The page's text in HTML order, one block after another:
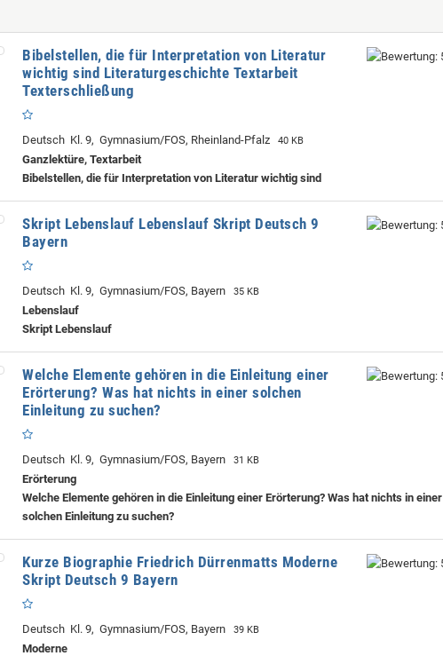
Bibelstellen, die für Interpretation von Literatur
wichtig sind Literaturgeschichte Textarbeit
Texterschließung
Deutsch Kl. 9, Gymnasium/FOS, Rheinland-Pfalz 40 KB
Ganzlektüre, Textarbeit
Bibelstellen, die für Interpretation von Literatur wichtig sind
Skript Lebenslauf Lebenslauf Skript Deutsch 9
Bayern
Deutsch Kl. 9, Gymnasium/FOS, Bayern 35 KB
Lebenslauf
Skript Lebenslauf
Welche Elemente gehören in die Einleitung einer
Erörterung? Was hat nichts in einer solchen
Einleitung zu suchen?
Deutsch Kl. 9, Gymnasium/FOS, Bayern 31 KB
Erörterung
Welche Elemente gehören in die Einleitung einer Erörterung? Was hat nichts in einer
solchen Einleitung zu suchen?
Kurze Biographie Friedrich Dürrenmatts Moderne
Skript Deutsch 9 Bayern
Deutsch Kl. 9, Gymnasium/FOS, Bayern 39 KB
Moderne